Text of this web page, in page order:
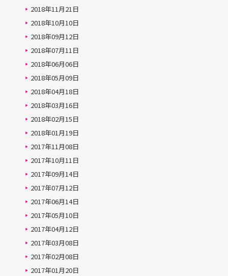
2018年11月21日
2018年10月10日
2018年09月12日
2018年07月11日
2018年06月06日
2018年05月09日
2018年04月18日
2018年03月16日
2018年02月15日
2018年01月19日
2017年11月08日
2017年10月11日
2017年09月14日
2017年07月12日
2017年06月14日
2017年05月10日
2017年04月12日
2017年03月08日
2017年02月08日
2017年01月20日